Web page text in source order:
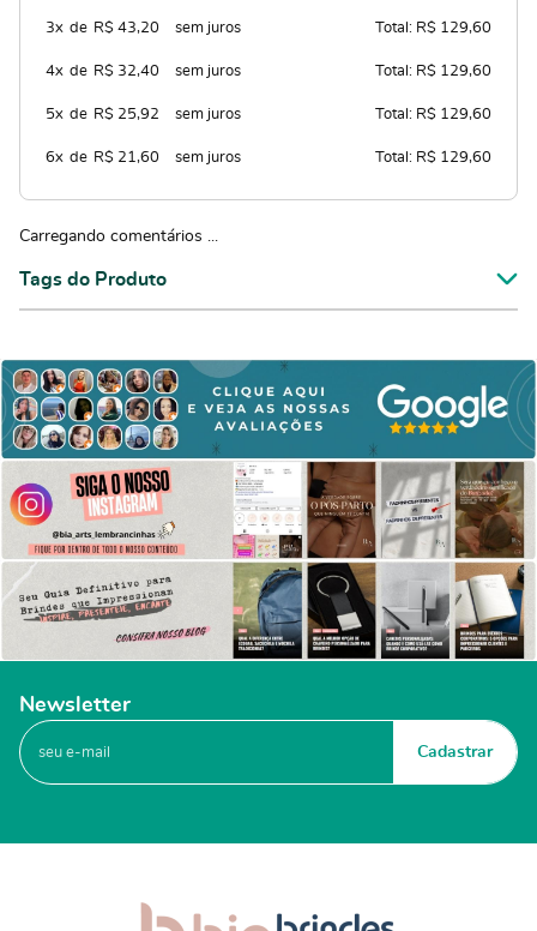
3x de R$ 43,20 sem juros Total: R$ 129,60
4x de R$ 32,40 sem juros Total: R$ 129,60
5x de R$ 25,92 sem juros Total: R$ 129,60
6x de R$ 21,60 sem juros Total: R$ 129,60
Carregando comentários ...
Tags do Produto
Newsletter
Cadastrar